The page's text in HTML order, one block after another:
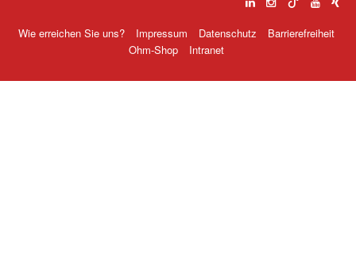
Wie erreichen Sie uns? Impressum Datenschutz
Barrierefreiheit
Ohm-Shop
Intranet